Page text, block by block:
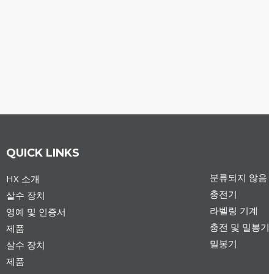
QUICK LINKS
HX 소개
살수 장치
영예 및 인증서
제품
살수 장치
제품
분류되지 않음
충전기
라벨링 기계
충전 및 밀봉기
밀봉기